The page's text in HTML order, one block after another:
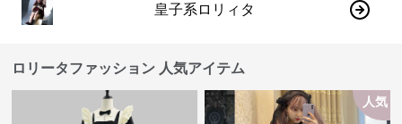
皇子系ロリィタ
ロリータファッション 人気アイテム
人気